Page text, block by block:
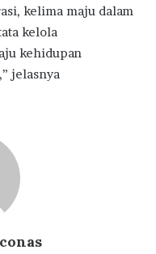
kelima maju dalam
kelola
kehidupan
jelasnya